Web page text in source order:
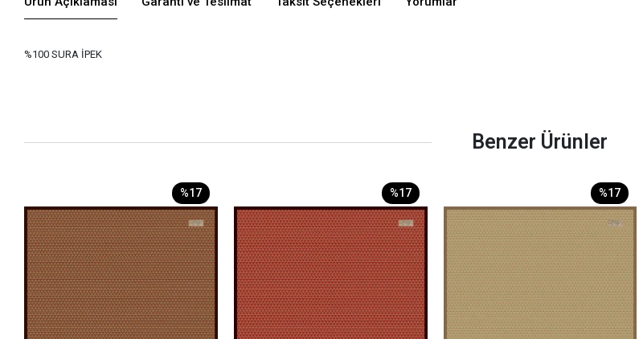
%100 SURA İPEK
Benzer Ürünler
%17 %17 %17